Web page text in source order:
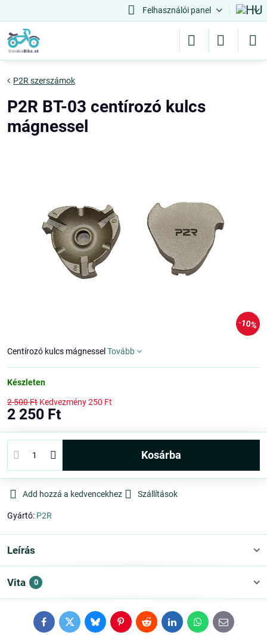
Felhasználói panel
10%
P2R szerszámok
P2R BT-03 centírozó kulcs
mágnessel
Centírozó kulcs mágnessel Tovább
Készleten
2 500 Ft Kedvezmény250 Ft
2 250 Ft
kosárba
Add hozzá a kedvencekhez Szállítások
Gyártó: P2R
Leírás
Vita 0
FacebookTwitterBlueskyPinterestRedditLinkedInWhatsApp
E-